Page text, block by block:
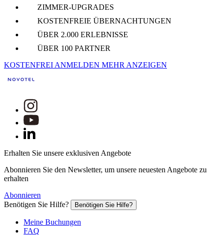
ZIMMER-UPGRADES
KOSTENFREIE ÜBERNACHTUNGEN
ÜBER 2.000 ERLEBNISSE
ÜBER 100 PARTNER
KOSTENFREI ANMELDEN MEHR ANZEIGEN
Erhalten Sie unsere exklusiven Angebote
Abonnieren Sie den Newsletter, um unsere neuesten Angebote zu
erhalten
Abonnieren
Benötigen Sie Hilfe?
Benötigen Sie Hilfe?
Meine Buchungen
FAQ